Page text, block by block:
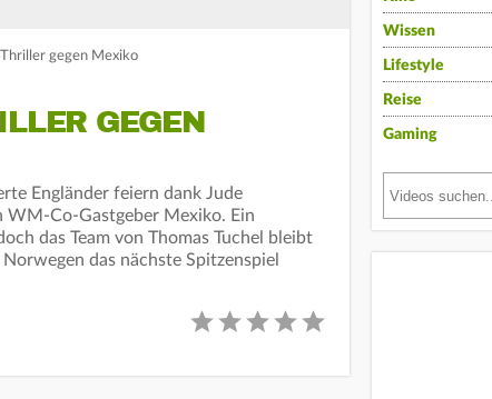
gegen Mexiko
GEGEN
Engländer feiern dank Jude
WM-Co-Gastgeber Mexiko. Ein
das Team von Thomas Tuchel bleibt
das nächste Spitzenspiel
Wissen
Lifestyle
Reise
Gaming